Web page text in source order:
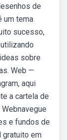
de
um tema
sucesso,
sobre
Web —
aqui
a cartela de
e fundos de
gratuito em